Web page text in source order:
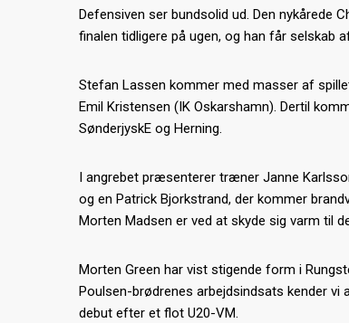
Defensiven ser bundsolid ud. Den nykårede
finalen tidligere på ugen, og han får selskab
Stefan Lassen kommer med masser af
Emil Kristensen (IK Oskarshamn). Dertil
SønderjyskE og Herning.
I angrebet præsenterer træner Janne
og en Patrick Bjorkstrand, der kommer
Morten Madsen er ved at skyde sig varm til
Morten Green har vist stigende form i
Poulsen-brødrenes arbejdsindsats kender vi
debut efter et flot U20-VM.